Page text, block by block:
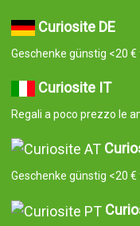
Curiosite DE
Geschenke günstig <20
Curiosite IT
Regali a poco prezzo le
Geschenke günstig <20